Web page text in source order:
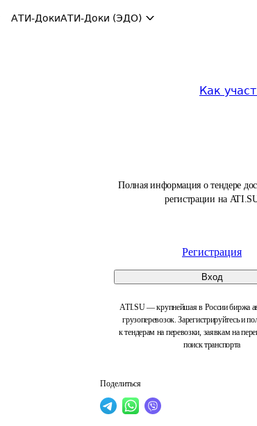
АТИ-ДокиАТИ-Доки (ЭДО)
Как
Полная информация о тендере
регистрации на
Регистрация
Вход
ATI.SU — крупнейшая в России биржа
грузоперевозок. Зарегистрируйтесь и
к тендерам на перевозки, заявкам на
поиск транспорта
Поделиться